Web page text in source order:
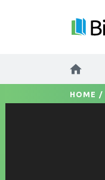
HOME /